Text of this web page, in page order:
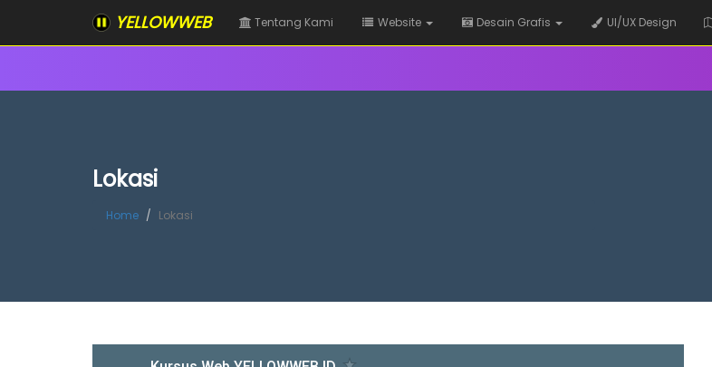
YELLOWWEB Tentang Kami Website Desain Grafis UI/UX Design
Lokasi
Home Lokasi